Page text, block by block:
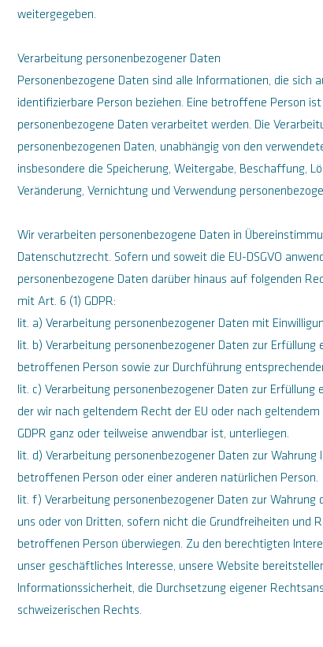
weitergegeben.
Verarbeitung personenbezogener Daten
Personenbezogene Daten sind alle Informationen, die sich
identifizierbare Person beziehen. Eine betroffene Person
personenbezogene Daten verarbeitet werden. Die
personenbezogenen Daten, unabhängig von den
insbesondere die Speicherung, Weitergabe, Beschaffung,
Veränderung, Vernichtung und Verwendung
Wir verarbeiten personenbezogene Daten in
Datenschutzrecht. Sofern und soweit die EU-DSGVO
personenbezogene Daten darüber hinaus auf folgenden
mit Art. 6 (1) GDPR:
lit. a) Verarbeitung personenbezogener Daten mit
lit. b) Verarbeitung personenbezogener Daten zur Erfüllung
betroffenen Person sowie zur Durchführung
lit. c) Verarbeitung personenbezogener Daten zur Erfüllung
der wir nach geltendem Recht der EU oder nach
GDPR ganz oder teilweise anwendbar ist, unterliegen.
lit. d) Verarbeitung personenbezogener Daten zur
betroffenen Person oder einer anderen natürlichen Person.
lit. f) Verarbeitung personenbezogener Daten zur
uns oder von Dritten, sofern nicht die Grundfreiheiten und
betroffenen Person überwiegen. Zu den berechtigten
unser geschäftliches Interesse, unsere Website
Informationssicherheit, die Durchsetzung eigener
schweizerischen Rechts.